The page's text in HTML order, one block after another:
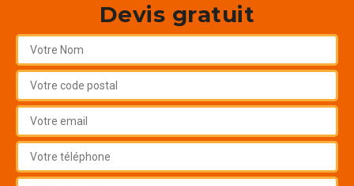
Devis gratuit